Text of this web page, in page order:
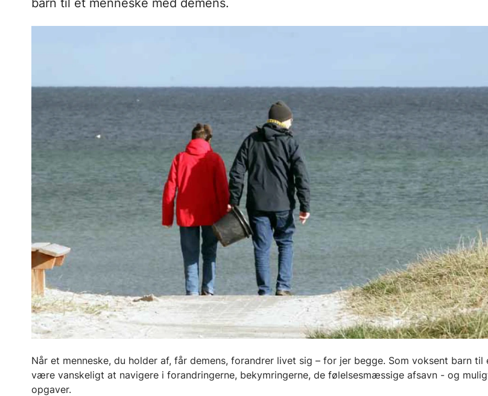
barn til et menneske med demens.
Når et menneske, du holder af, får demens, forandrer livet sig – for jer begge. Som voksent barn
være vanskeligt at navigere i forandringerne, bekymringerne, de følelsesmæssige afsavn - og
opgaver.